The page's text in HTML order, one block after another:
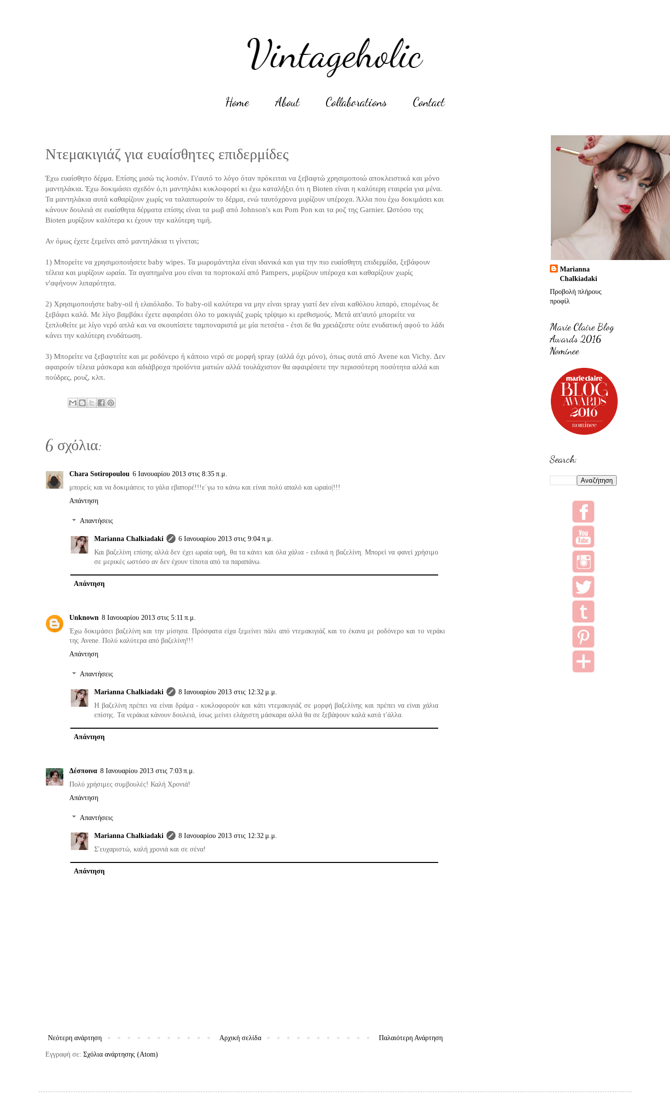
Home About Collaborations Contact
Ντεμακιγιάζ για ευαίσθητες επιδερμίδες
Έχω ευαίσθητο δέρμα. Επίσης μισώ τις λοσιόν. Γι'αυτό το λόγο όταν πρόκειται να ξεβαφτώ χρησιμοποιώ αποκλειστικά και μόνο
μαντηλάκια. Έχω δοκιμάσει σχεδόν ό,τι μαντηλάκι κυκλοφορεί κι έχω καταλήξει ότι η Bioten είναι η καλύτερη εταιρεία για μένα.
Τα μαντηλάκια αυτά καθαρίζουν χωρίς να ταλαιπωρούν το δέρμα, ενώ ταυτόχρονα μυρίζουν υπέροχα. Άλλα που έχω δοκιμάσει και
κάνουν δουλειά σε ευαίσθητα δέρματα επίσης είναι τα μωβ από Johnson's και Pom Pon και τα ροζ της Garnier. Ωστόσο της
Bioten μυρίζουν καλύτερα κι έχουν την καλύτερη τιμή.
Αν όμως έχετε ξεμείνει από μαντηλάκια τι γίνεται;
1) Μπορείτε να χρησιμοποιήσετε baby wipes. Τα μωρομάντηλα είναι ιδανικά και για την πιο ευαίσθητη επιδερμίδα, ξεβάφουν
τέλεια και μυρίζουν ωραία. Τα αγαπημένα μου είναι τα πορτοκαλί από Pampers, μυρίζουν υπέροχα και καθαρίζουν χωρίς
ν'αφήνουν λιπαρότητα.
2) Χρησιμοποιήστε baby-oil ή ελαιόλαδο. Το baby-oil καλύτερα να μην είναι spray γιατί δεν είναι καθόλου λιπαρό, επομένως δε
ξεβάφει καλά. Με λίγο βαμβάκι έχετε αφαιρέσει όλο το μακιγιάζ χωρίς τρίψιμο κι ερεθισμούς. Μετά απ'αυτό μπορείτε να
ξεπλυθείτε με λίγο νερό απλά και να σκουπίσετε ταμποναριστά με μία πετσέτα - έτσι δε θα χρειάζεστε ούτε ενυδατική αφού το λάδι
κάνει την καλύτερη ενυδάτωση.
3) Μπορείτε να ξεβαφτείτε και με ροδόνερο ή κάποιο νερό σε μορφή spray (αλλά όχι μόνο), όπως αυτά από Avene και Vichy. Δεν
αφαιρούν τέλεια μάσκαρα και αδιάβροχα προϊόντα ματιών αλλά τουλάχιστον θα αφαιρέσετε την περισσότερη ποσότητα αλλά και
πούδρες, ρουζ, κλπ.
6 σχόλια:
Chara Sotiropoulou 6 Ιανουαρίου 2013 στις 8:35 π.μ.
μπορείς και να δοκιμάσεις το γάλα εβαπορέ!!!ε΄γω το κάνω και είναι πολύ απαλό και ωραίο|!!!
Απάντηση
Απαντήσεις
Marianna Chalkiadaki
6 Ιανουαρίου 2013 στις 9:04 π.μ.
Και βαζελίνη επίσης αλλά δεν έχει ωραία υφή, θα τα κάνει και όλα χάλια - ειδικά η βαζελίνη. Μπορεί να φανεί χρήσιμο
σε μερικές ωστόσο αν δεν έχουν τίποτα από τα παραπάνω.
Απάντηση
Unknown 8 Ιανουαρίου 2013 στις 5:11 π.μ.
Έχω δοκιμάσει βαζελίνη και την μίσησα. Πρόσφατα είχα ξεμείνει πάλι από ντεμακιγιάζ και το έκανα με ροδόνερο και το νεράκι
της Avene. Πολύ καλύτερα από βαζελίνη!!!
Απάντηση
Απαντήσεις
Marianna Chalkiadaki
8 Ιανουαρίου 2013 στις 12:32 μ.μ.
Η βαζελίνη πρέπει να είναι δράμα - κυκλοφορούν και κάτι ντεμακιγιάζ σε μορφή βαζελίνης και πρέπει να είναι χάλια
επίσης. Τα νεράκια κάνουν δουλειά, ίσως μείνει ελάχιστη μάσκαρα αλλά θα σε ξεβάψουν καλά κατά τ'άλλα.
Απάντηση
Δέσποινα 8 Ιανουαρίου 2013 στις 7:03 π.μ.
Πολύ χρήσιμες συμβουλές! Καλή Χρονιά!
Απάντηση
Απαντήσεις
Marianna Chalkiadaki
8 Ιανουαρίου 2013 στις 12:32 μ.μ.
Σ'ευχαριστώ, καλή χρονιά και σε σένα!
Απάντηση
Νεότερη ανάρτηση Παλαιότερη Ανάρτηση
Αρχική σελίδα
Εγγραφή σε: Σχόλια ανάρτησης (Atom)
Marianna
Chalkiadaki
Προβολή πλήρους
προφίλ
Marie Claire Blog
Awards 2016
Nominee
Search: